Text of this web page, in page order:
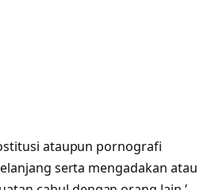
ataupun pornografi
serta mengadakan atau